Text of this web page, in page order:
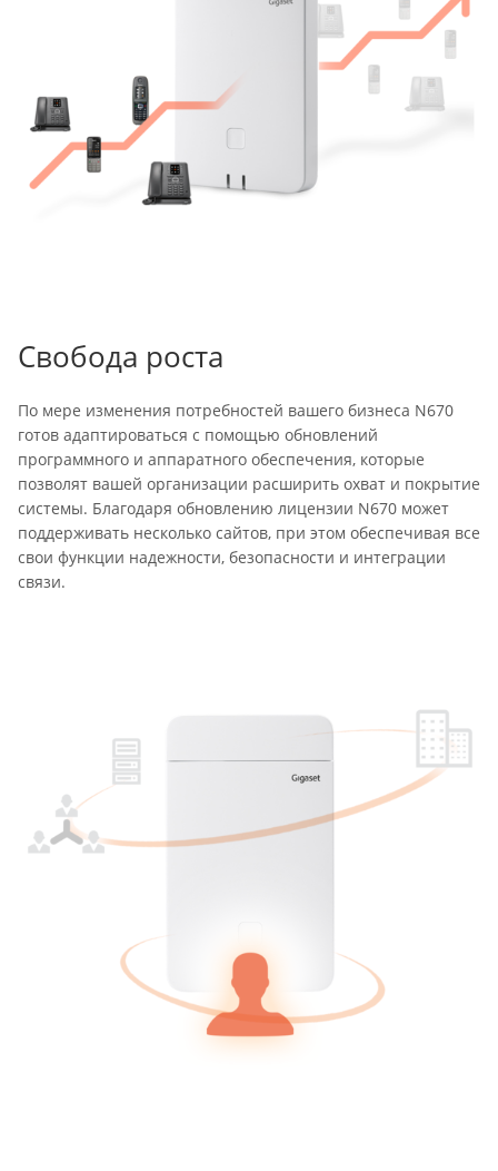
Свобода роста
По мере изменения потребностей вашего бизнеса N670
готов адаптироваться с помощью обновлений
программного и аппаратного обеспечения, которые
позволят вашей организации расширить охват и покрытие
системы. Благодаря обновлению лицензии N670 может
поддерживать несколько сайтов, при этом обеспечивая все
свои функции надежности, безопасности и интеграции
связи.